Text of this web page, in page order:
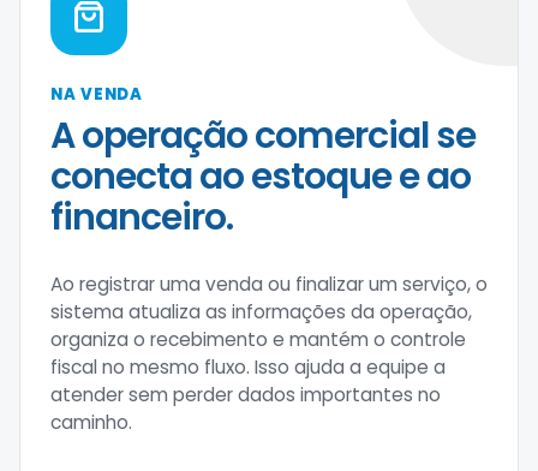
NA VENDA
A operação comercial se
conecta ao estoque e ao
financeiro.
Ao registrar uma venda ou finalizar um serviço, o
sistema atualiza as informações da operação,
organiza o recebimento e mantém o controle
fiscal no mesmo fluxo. Isso ajuda a equipe a
atender sem perder dados importantes no
caminho.